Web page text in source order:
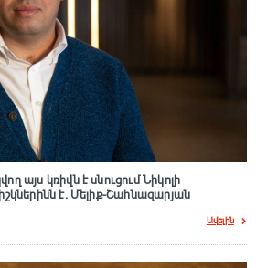
այս կռիվն է սնուցում Նիկոլի
է. Մելիք-Շահնազարյան
Ավելին